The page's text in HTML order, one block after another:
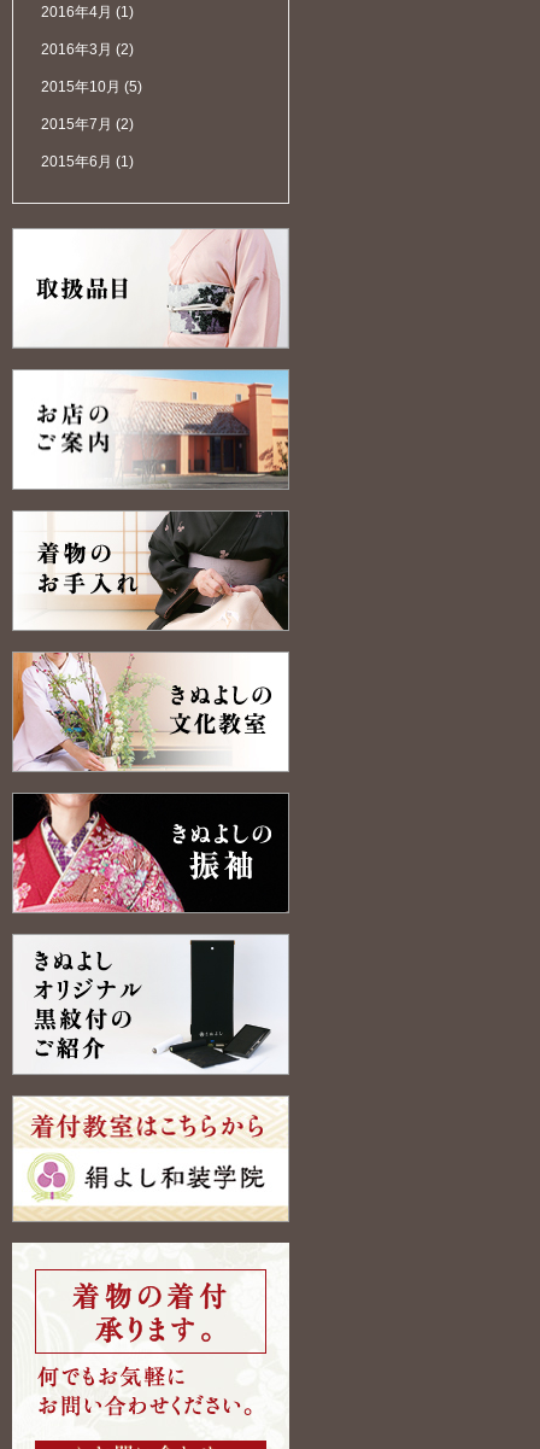
2016年4月 (1)
2016年3月 (2)
2015年10月 (5)
2015年7月 (2)
2015年6月 (1)